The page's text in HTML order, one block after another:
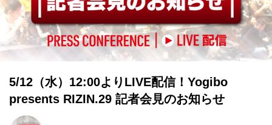
5/12（水）12:00よりLIVE配信！Yogibo
presents RIZIN.29 記者会見のお知らせ